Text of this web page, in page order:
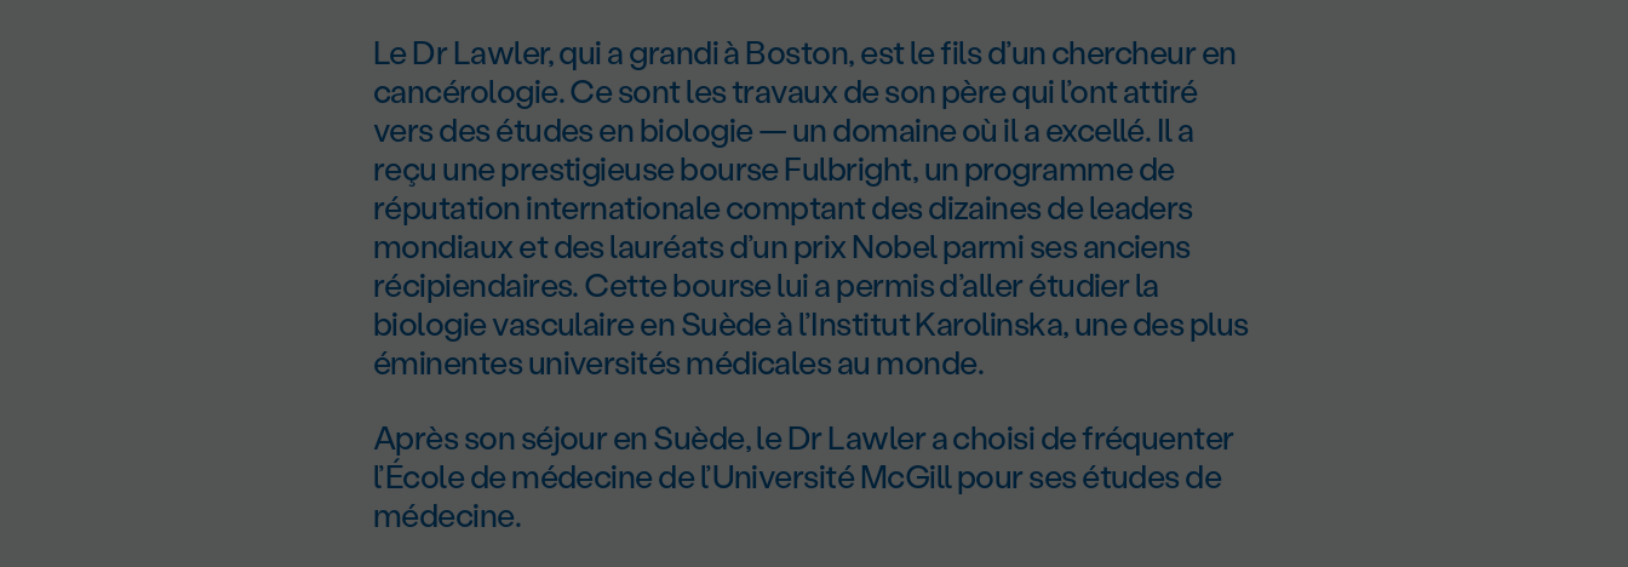
Le Dr Lawler, qui a grandi à Boston, est le fils d’un chercheur en
cancérologie. Ce sont les travaux de son père qui l’ont attiré
vers des études en biologie — un domaine où il a excellé. Il a
reçu une prestigieuse bourse Fulbright, un programme de
réputation internationale comptant des dizaines de leaders
mondiaux et des lauréats d’un prix Nobel parmi ses anciens
récipiendaires. Cette bourse lui a permis d’aller étudier la
biologie vasculaire en Suède à l’Institut Karolinska, une des plus
éminentes universités médicales au monde.
Après son séjour en Suède, le Dr Lawler a choisi de fréquenter
l’École de médecine de l’Université McGill pour ses études de
médecine.